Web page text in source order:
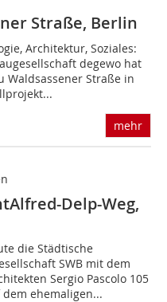
Straße, Berlin
Architektur, Soziales:
degewo hat
Waldsassener Straße in
mehr
Alfred-Delp-Weg,
die Städtische
SWB mit dem
Sergio Pascolo 105
ehemaligen...